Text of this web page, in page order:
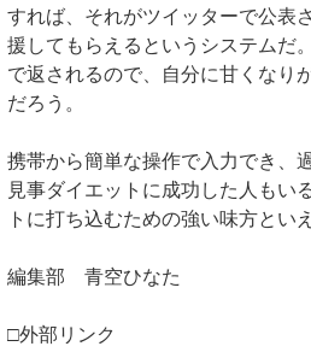
すれば、それがツイッターで公表
援してもらえるというシステムだ
で返されるので、自分に甘くなり
だろう。
携帯から簡単な操作で入力でき、
見事ダイエットに成功した人もい
トに打ち込むための強い味方とい
編集部 青空ひなた
□外部リンク